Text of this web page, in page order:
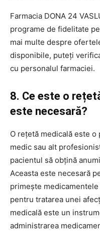
Farmacia DONA 24
programe de fidelitate
mai multe despre
disponibile, puteți
cu personalul farmaciei.
8. Ce este o
este necesară?
O rețetă medicală este
medic sau alt
pacientul să obțină
Aceasta este necesară
primește
pentru tratarea unei
medicală este un
administrarea